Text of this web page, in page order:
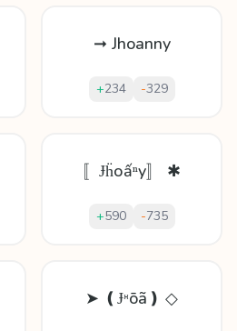
➞ Jhoanny
+234 -329
〚Ɉḧоấⁿy〛 ✱
+590 -735
➤ ❪Ɉᵸōã❫ ◇